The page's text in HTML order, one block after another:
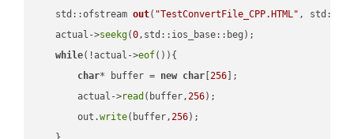
std::ofstream out( "TestConvertFile_CPP.HTML" ,
    actual->
seekg(0,std::ios_base::beg);
while(!actual->eof()){
char* buffer = new char [256 ];
        actual->
read (buffer,256);
        out.
write(buffer,256);